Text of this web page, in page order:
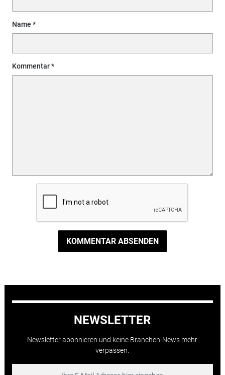
Name
Kommentar
KOMMENTAR ABSENDEN
NEWSLETTER
Newsletter abonnieren und keine Branchen-News mehr
verpassen.